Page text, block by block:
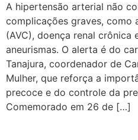
A hipertensão arterial não
complicações graves, como
(AVC), doença renal crônica
aneurismas. O alerta é do
Tanajura, coordenador de
Mulher, que reforça a
precoce e do controle da
Comemorado em 26 de […]